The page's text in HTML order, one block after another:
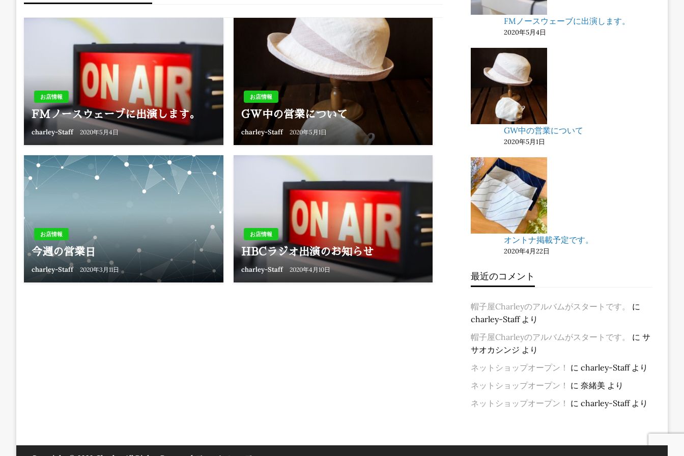
ナ
ー
シ
ョ
ン
お店情報
FMノースウェーブに出演します。
charley-Staff 2020年5月4日
お店情報
GW中の営業について
charley-Staff 2020年5月1日
お店情報
今週の営業日
charley-Staff 2020年3月11日
お店情報
HBCラジオ出演のお知らせ
charley-Staff 2020年4月10日
FMノースウェーブに出演します。
2020年5月4日
GW中の営業について
2020年5月1日
オントナ掲載予定です。
2020年4月22日
最近のコメント
帽子屋Charleyのアルバムがスタートです。
に
charley-Staffより
帽子屋Charleyのアルバムがスタートです。
にサ
サオカシンジ より
ネットショップオープン！ にcharley-Staffより
ネットショップオープン！ に奈緒美 より
ネットショップオープン！ にcharley-Staffより